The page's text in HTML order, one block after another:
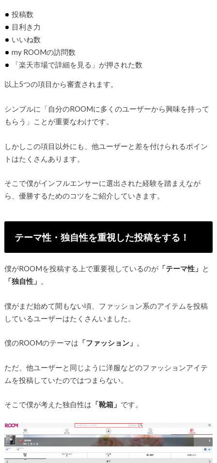
投稿数
目利き力
いいね数
my ROOMの訪問数
「楽天市場で詳細を見る」が押された数
以上5つの項目から審査されます。
シンプルに「自分のROOMに多くのユーザーから興味を持って
もらう」ことが重要なわけです。
しかしこの項目以外にも、他ユーザーと差を付けられるポイン
トはたくさんあります。
そこで僕がインフルエンサーに選出された経験を踏まえなが
ら、優勝するためのコツをご紹介していきます。
テーマ性・独自性を重視した投稿をする！
僕がROOMを投稿する上で重要視しているのが「テーマ性」 と
「独自性」 。
僕がまだ始めて間もない頃、ファッション系のアイテムを投稿
しているユーザーはたくさんいました。
僕のROOMのテーマは 「ファッション」 。
ただ、他ユーザーと同じように洋服などのファッションアイテ
ムを投稿していたのではつまらない。
そこで僕が考えた独自性は 「靴箱」 です。